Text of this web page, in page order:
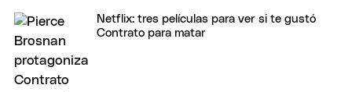
Netflix: tres películas para ver si te gustó
Contrato para matar